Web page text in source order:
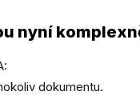
nyní
dokumentu.